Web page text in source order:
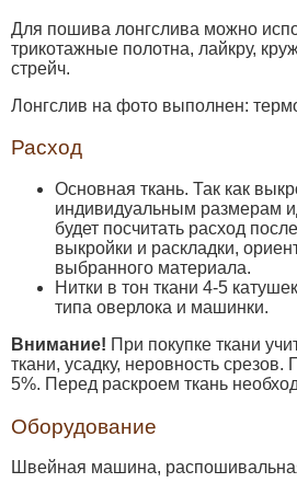
Для пошива лонгслива можно
трикотажные полотна, лайкру,
стрейч.
Лонгслив на фото выполнен:
Расход
Основная ткань. Так как
индивидуальным размерам
будет посчитать расход
выкройки и раскладки,
выбранного материала.
Нитки в тон ткани 4-5
типа оверлока и машинки.
Внимание! При покупке ткани
ткани, усадку, неровность срезов.
5%. Перед раскроем ткань
Оборудование
Швейная машина,